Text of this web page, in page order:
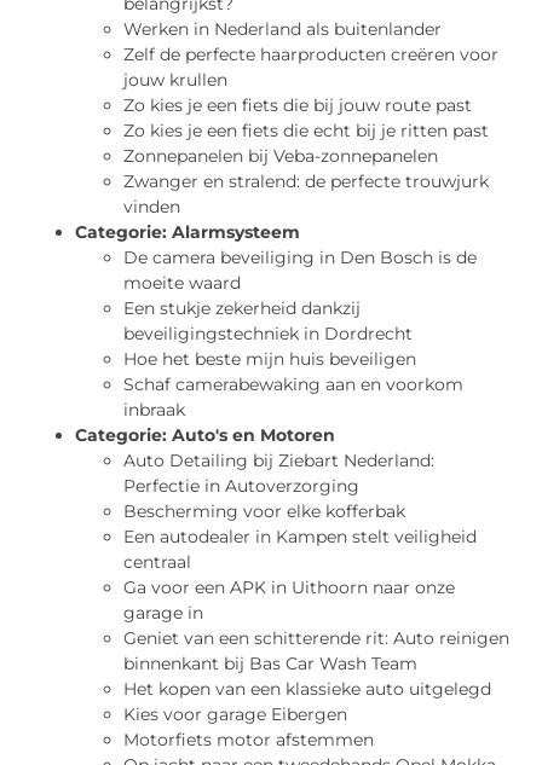
Werken in Nederland als buitenlander
Zelf de perfecte haarproducten creëren voor
jouw krullen
Zo kies je een fiets die bij jouw route past
Zo kies je een fiets die echt bij je ritten past
Zonnepanelen bij Veba-zonnepanelen
Zwanger en stralend: de perfecte trouwjurk
vinden
Categorie: Alarmsysteem
De camera beveiliging in Den Bosch is de
moeite waard
Een stukje zekerheid dankzij
beveiligingstechniek in Dordrecht
Hoe het beste mijn huis beveiligen
Schaf camerabewaking aan en voorkom
inbraak
Categorie: Auto's en Motoren
Auto Detailing bij Ziebart Nederland:
Perfectie in Autoverzorging
Bescherming voor elke kofferbak
Een autodealer in Kampen stelt veiligheid
centraal
Ga voor een APK in Uithoorn naar onze
garage in
Geniet van een schitterende rit: Auto reinigen
binnenkant bij Bas Car Wash Team
Het kopen van een klassieke auto uitgelegd
Kies voor garage Eibergen
Motorfiets motor afstemmen